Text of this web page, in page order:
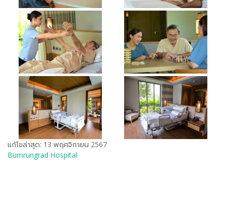
แก้ไขล่าสุด: 13 พฤศจิกายน 2567
Bumrungrad Hospital